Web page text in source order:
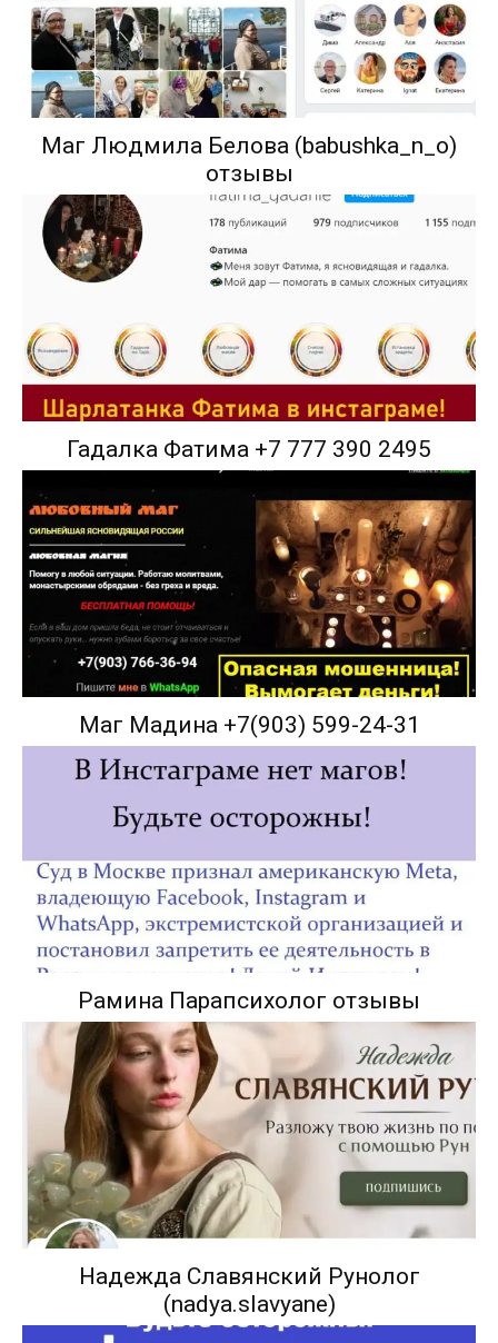
Маг Людмила Белова (babushka_n_o)
отзывы
Гадалка Фатима +7 777 390 2495
Маг Мадина +7(903) 599-24-31
Рамина Парапсихолог отзывы
Надежда Славянский Рунолог
(nadya.slavyane)